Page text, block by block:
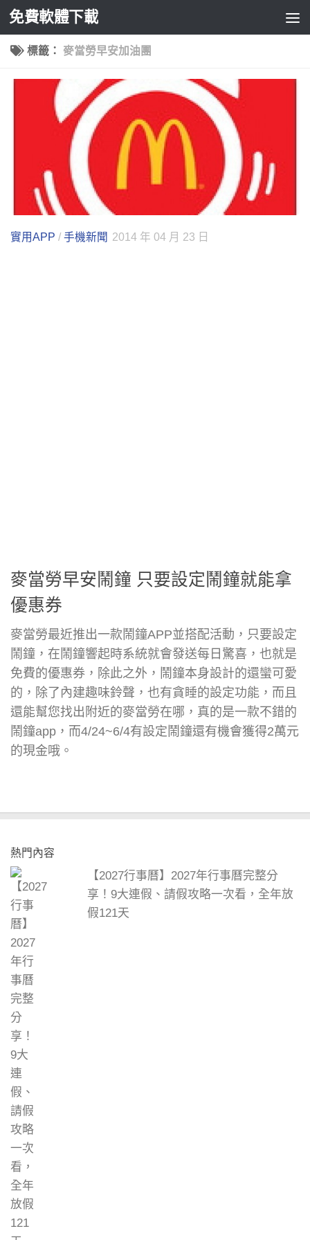
Skip to content
免費軟體下載
標籤： 麥當勞早安加油團
實用APP / 手機新聞 2014 年 04 月 23 日
麥當勞早安鬧鐘 只要設定鬧鐘就能拿
優惠券
麥當勞最近推出一款鬧鐘APP並搭配活動，只要設定
鬧鐘，在鬧鐘響起時系統就會發送每日驚喜，也就是
免費的優惠券，除此之外，鬧鐘本身設計的還蠻可愛
的，除了內建趣味鈴聲，也有貪睡的設定功能，而且
還能幫您找出附近的麥當勞在哪，真的是一款不錯的
鬧鐘app，而4/24~6/4有設定鬧鐘還有機會獲得2萬元
的現金哦。
熱門內容
【2027行事曆】2027年行事曆完整分
享！9大連假、請假攻略一次看，全年放
假121天